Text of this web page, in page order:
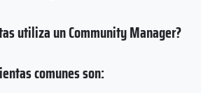
utiliza un Community Manager?
comunes son: